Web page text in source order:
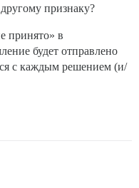
признаку?
принято» в
будет отправлено
с каждым решением (и/